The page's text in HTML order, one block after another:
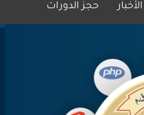
الأخبار حجز الدورات